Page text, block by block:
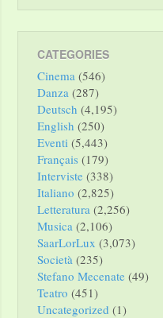
CATEGORIES
Cinema (546)
Danza (287)
Deutsch (4,195)
English (250)
Eventi (5,443)
Français (179)
Interviste (338)
Italiano (2,825)
Letteratura (2,256)
Musica (2,106)
SaarLorLux (3,073)
Società (235)
Stefano Mecenate (49)
Teatro (451)
Uncategorized (1)